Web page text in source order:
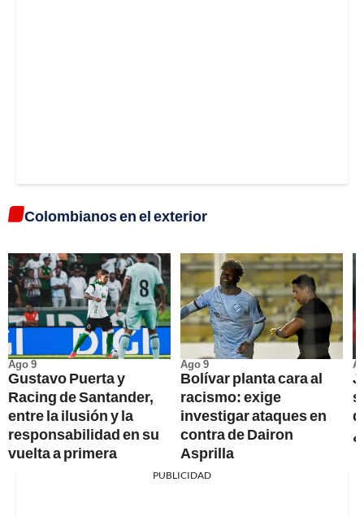
Colombianos en el exterior
Ago 9
Gustavo Puerta y
Racing de Santander,
entre la ilusión y la
responsabilidad en su
vuelta a primera
Ago 9
Bolívar planta cara al
racismo: exige
investigar ataques en
contra de Dairon
Asprilla
PUBLICIDAD